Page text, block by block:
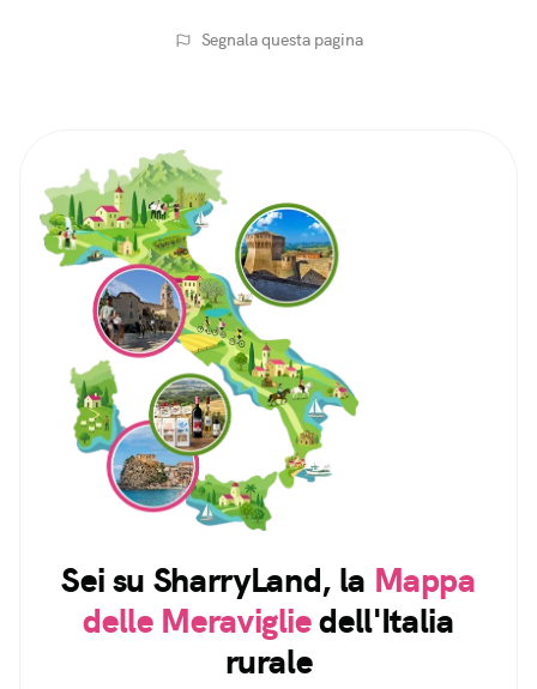
Segnala questa pagina
Sei su SharryLand, la Mappa
delle Meravigliedell'Italia
rurale